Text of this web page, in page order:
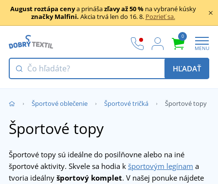
August roztápa cenya prinášazľavy až 50 %na vybrané kúsky
značky Malfini. Akcia trvá len do 16. 8. Pozrieť sa.
0
MENU
HĽADAŤ
Športové oblečenie Športové tričká Športové topy
Športové topy
Športové topy sú ideálne do posilňovne alebo na iné
športové aktivity. Skvele sa hodia k športovým legínam a
tvoria ideálny športový komplet. V našej ponuke nájdete